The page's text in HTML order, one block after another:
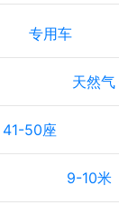
专用车
天然气
41-50座
9-10米